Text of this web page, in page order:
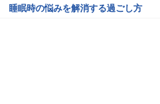
睡眠時の悩みを解消する過ごし方